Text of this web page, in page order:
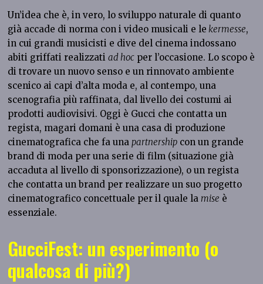
Un’idea che è, in vero, lo sviluppo naturale di quanto
già accade di norma con i video musicali e le kermesse,
in cui grandi musicisti e dive del cinema indossano
abiti griffati realizzatiad hoc per l’occasione. Lo scopo è
di trovare un nuovo senso e un rinnovato ambiente
scenico ai capi d’alta moda e, al contempo, una
scenografia più raffinata, dal livello dei costumi ai
prodotti audiovisivi. Oggi è Gucci che contatta un
regista, magari domani è una casa di produzione
cinematografica che fa unapartnership con un grande
brand di moda per una serie di film (situazione già
accaduta al livello di sponsorizzazione), o un regista
che contatta un brand per realizzare un suo progetto
cinematografico concettuale per il quale la mise è
essenziale.
GucciFest: un esperimento (o
qualcosa di più?)